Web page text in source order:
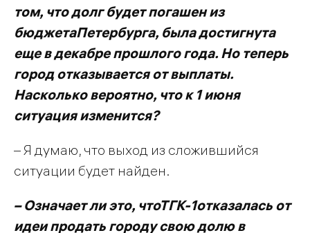
том, что долг будет погашен из
бюджетаПетербурга, была достигнута
еще в декабре прошлого года. Но теперь
город отказывается от выплаты.
Насколько вероятно, что к 1 июня
ситуация изменится?
– Я думаю, что выход из сложившийся
ситуации будет найден.
– Означает ли это, чтоТГК-1отказалась от
идеи продать городу свою долю в